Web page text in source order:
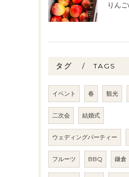
タグ TAGS
イベント 春 観光
二次会 結婚式
ウェディングパーティー
フルーツ BBQ 鎌倉